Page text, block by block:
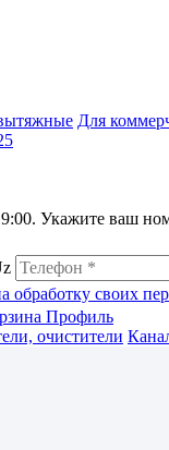
Для
Укажите ваш
обработку своих
Профиль
очистители